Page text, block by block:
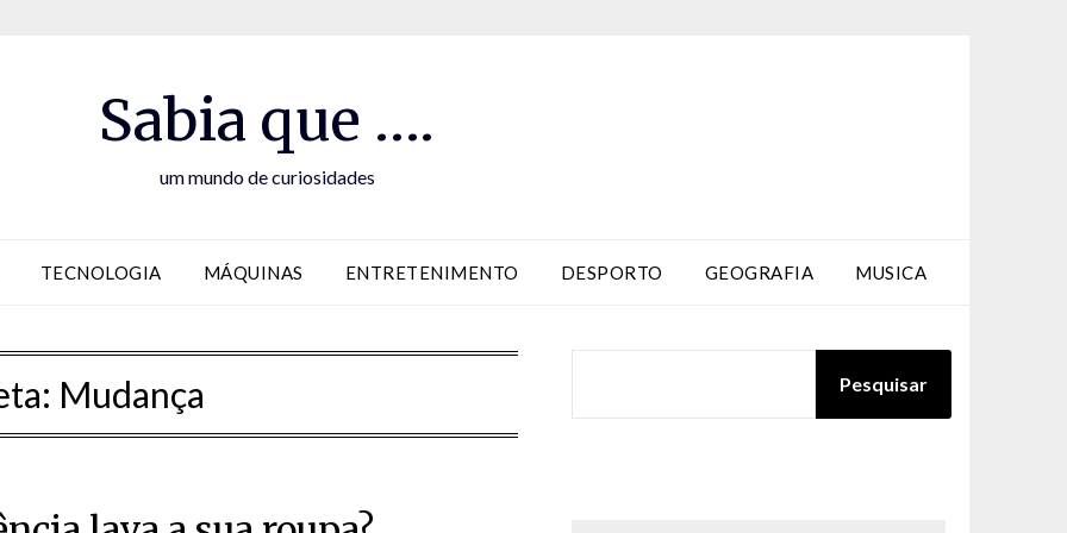
Sabia que ….
um mundo de curiosidades
TECNOLOGIA MÁQUINAS ENTRETENIMENTO DESPORTO GEOGRAFIA MUSICA
Mudança Pesquisar